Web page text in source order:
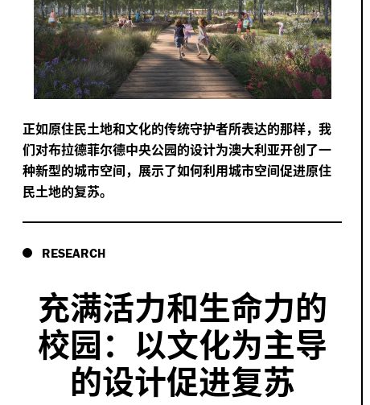
正如原住民土地和文化的传统守护者所表达的那样，我
们对布拉德菲尔德中央公园的设计为澳大利亚开创了一
种新型的城市空间，展示了如何利用城市空间促进原住
民土地的复苏。
RESEARCH
充满活力和生命力的
校园：以文化为主导
的设计促进复苏